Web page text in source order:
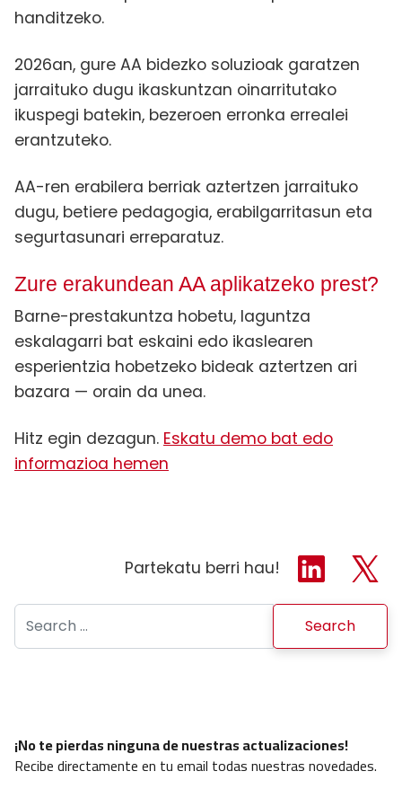
handitzeko.
2026an, gure AA bidezko soluzioak garatzen
jarraituko dugu ikaskuntzan oinarritutako
ikuspegi batekin, bezeroen erronka errealei
erantzuteko.
AA-ren erabilera berriak aztertzen jarraituko
dugu, betiere pedagogia, erabilgarritasun eta
segurtasunari erreparatuz.
Zure erakundean AA aplikatzeko prest?
Barne-prestakuntza hobetu, laguntza
eskalagarri bat eskaini edo ikaslearen
esperientzia hobetzeko bideak aztertzen ari
bazara — orain da unea.
Hitz egin dezagun. Eskatu demo bat edo
informazioa hemen
Partekatu berri hau!
Search for:
¡No te pierdas ninguna de nuestras actualizaciones!
Recibe directamente en tu email todas nuestras novedades.